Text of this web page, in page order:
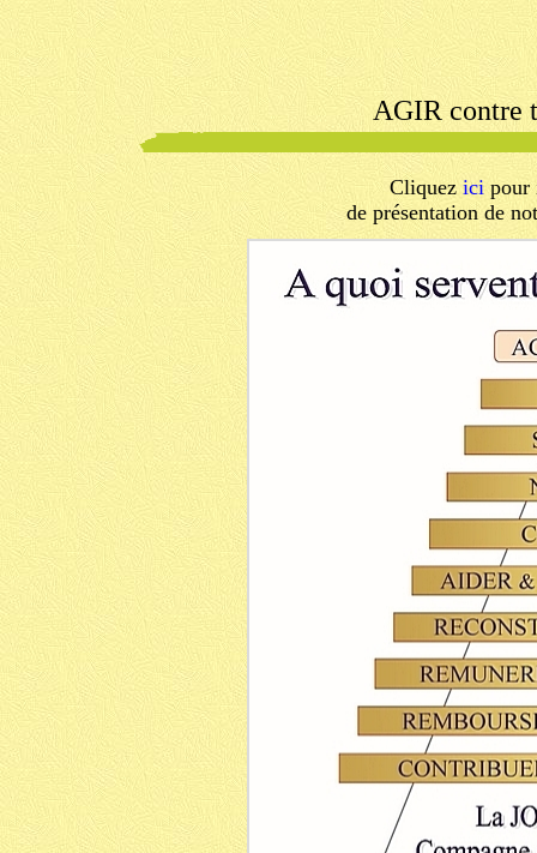
AGIR contre
Cliquez ici pour
de présentation de